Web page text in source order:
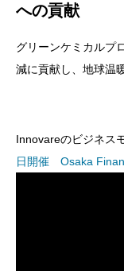
への貢献
グリーンケミカルプ
減に貢献し、地球温
Innovareのビジネス
日開催 Osaka